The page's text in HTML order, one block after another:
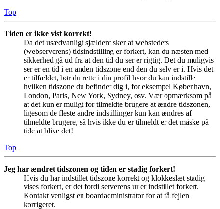
Top
Tiden er ikke vist korrekt!
Da det usædvanligt sjældent sker at webstedets
(webserverens) tidsindstilling er forkert, kan du næsten med
sikkerhed gå ud fra at den tid du ser er rigtig. Det du muligvis
ser er en tid i en anden tidszone end den du selv er i. Hvis det
er tilfældet, bør du rette i din profil hvor du kan indstille
hvilken tidszone du befinder dig i, for eksempel København,
London, Paris, New York, Sydney, osv. Vær opmærksom på
at det kun er muligt for tilmeldte brugere at ændre tidszonen,
ligesom de fleste andre indstillinger kun kan ændres af
tilmeldte brugere, så hvis ikke du er tilmeldt er det måske på
tide at blive det!
Top
Jeg har ændret tidszonen og tiden er stadig forkert!
Hvis du har indstillet tidszone korrekt og klokkeslæt stadig
vises forkert, er det fordi serverens ur er indstillet forkert.
Kontakt venligst en boardadministrator for at få fejlen
korrigeret.